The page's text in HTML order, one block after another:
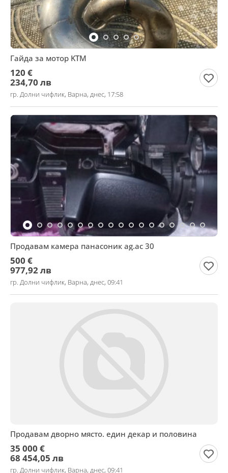
Гайда за мотор KTM
120 €
234,70 лв
гр. Долни чифлик, Варна, днес, 17:58
Продавам камера панасоник ag.ac 30
500 €
977,92 лв
гр. Долни чифлик, Варна, днес, 09:41
Продавам дворно място. един декар и половина
35 000 €
68 454,05 лв
гр. Долни чифлик, Варна, днес, 09:41